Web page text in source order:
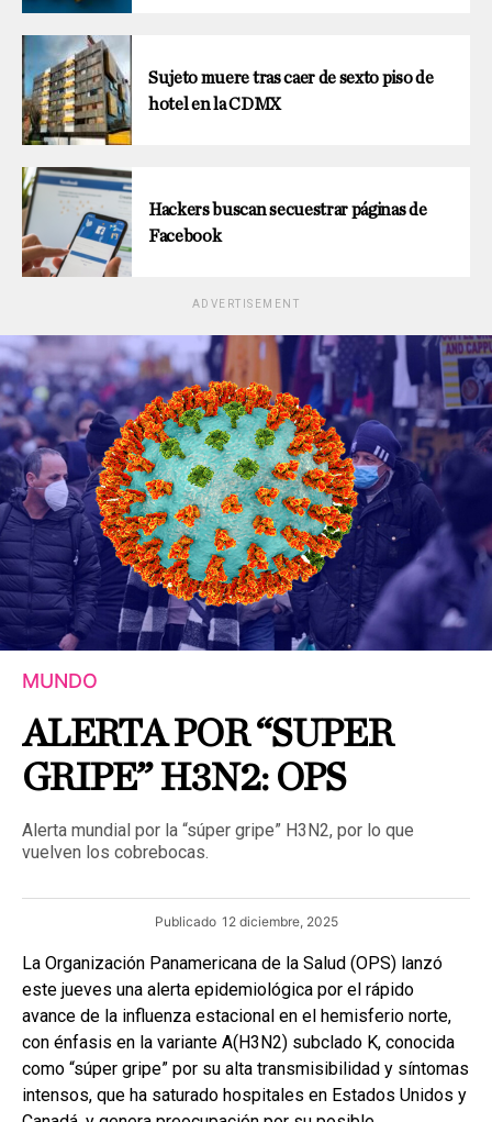
Sujeto muere tras caer de sexto piso de
hotel en la CDMX
Hackers buscan secuestrar páginas de
Facebook
ADVERTISEMENT
MUNDO
ALERTA POR “SUPER
GRIPE” H3N2: OPS
Alerta mundial por la “súper gripe” H3N2, por lo que
vuelven los cobrebocas.
Publicado 12 diciembre, 2025
La Organización Panamericana de la Salud (OPS) lanzó
este jueves una alerta epidemiológica por el rápido
avance de la influenza estacional en el hemisferio norte,
con énfasis en la variante A(H3N2) subclado K, conocida
como “súper gripe” por su alta transmisibilidad y síntomas
intensos, que ha saturado hospitales en Estados Unidos y